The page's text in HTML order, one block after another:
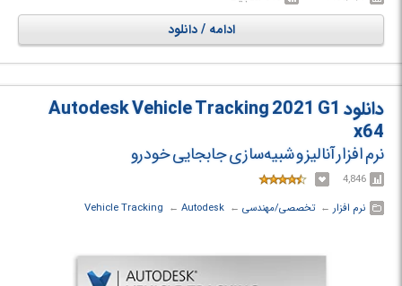
خاصی را برای لحظه‌های خاص برنامه ریزی کرد.
ادامه / دانلود
دانلود Autodesk Vehicle Tracking 2021 G1
x64
نرم افزار آنالیز و شبیه‌سازی جابجایی خودرو
4,846
نرم افزار ← ‏تخصصی/مهندسی ← ‏
Autodesk
← ‏
Vehicle Tracking